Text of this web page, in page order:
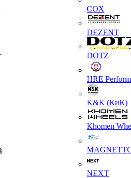
COX
DEZENT
DOTZ
HRE
K&K (КиК)
Khomen
NEXT